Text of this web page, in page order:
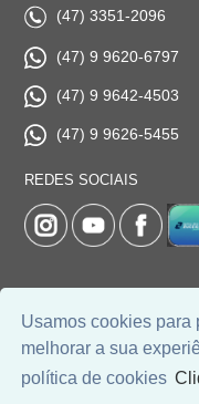
Usamos cookies para
melhorar a sua
política de cookies
(47) 3351-2096
(47) 9 9620-6797
(47) 9 9642-4503
(47) 9 9626-5455
REDES SOCIAIS
© 2026 | Imobiliária
Universal Software.